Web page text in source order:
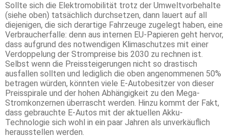
Sollte sich die Elektromobilität trotz der Umweltvorbehalte
(siehe oben) tatsächlich durchsetzen, dann lauert auf all
diejenigen, die sich derartige Fahrzeuge zugelegt haben, eine
Verbraucherfalle: denn aus internen EU-Papieren geht hervor,
dass aufgrund des notwendigen Klimaschutzes mit einer
Verdoppelung der Strompreise bis 2030 zu rechnen ist.
Selbst wenn die Preissteigerungen nicht so drastisch
ausfallen sollten und lediglich die oben angenommenen 50%
betragen würden, könnten viele E-Autobesitzer von dieser
Preisspirale und der hohen Abhängigkeit zu den Mega-
Stromkonzernen überrascht werden. Hinzu kommt der Fakt,
dass gebrauchte E-Autos mit der aktuellen Akku-
Technologie sich wohl in ein paar Jahren als unverkäuflich
herausstellen werden.